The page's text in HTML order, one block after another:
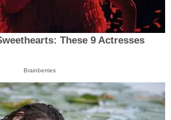
These 9 Actresses
Brainberries